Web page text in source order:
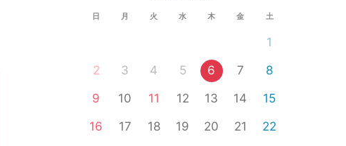
日 月 火 水 木 金 土
1
2
3 4 5 6 7
8
9
10 11 12 13 14
15
16
17 18 19 20 21
22